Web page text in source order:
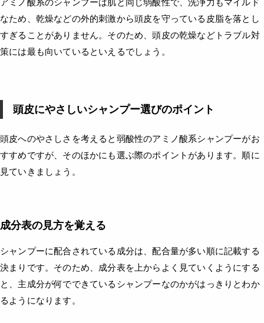
アミノ酸系のシャンプーは肌と同じ弱酸性で、洗浄力もマイルド
なため、乾燥などの外的刺激から頭皮を守っている皮脂を落とし
すぎることがありません。そのため、頭皮の乾燥などトラブル対
策には最も向いているといえるでしょう。
頭皮にやさしいシャンプー選びのポイント
頭皮へのやさしさを考えると弱酸性のアミノ酸系シャンプーがお
すすめですが、そのほかにも選ぶ際のポイントがあります。順に
見ていきましょう。
成分表の見方を覚える
シャンプーに配合されている成分は、配合量が多い順に記載する
決まりです。そのため、成分表を上からよく見ていくようにする
と、主成分が何でできているシャンプーなのかがはっきりとわか
るようになります。